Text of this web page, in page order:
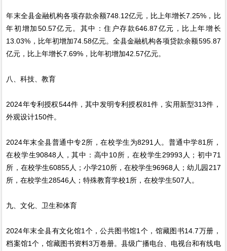
年末全县金融机构各项存款余额748.12亿元，比上年增长7.25%，比
年初增加50.57亿元。其中：住户存款646.87亿元，比上年增长
13.03%，比年初增加74.58亿元。全县金融机构各项贷款余额595.87
亿元，比上年增长7.69%，比年初增加42.57亿元。
八、科技、教育
2024年专利授权544件，其中发明专利授权81件，实用新型313件，
外观设计150件。
2024年末全县普通中专2所，在校学生为8291人。普通中学81所，
在校学生90848人，其中：高中10所，在校学生29993人；初中71
所，在校学生60855人；小学210所，在校学生96968人；幼儿园217
所，在校学生28546人；特殊教育学校1所，在校学生507人。
九、文化、卫生和体育
2024年末全县有文化馆1个，公共图书馆1个，馆藏图书14.7万册，
档案馆1个，馆藏图书资料3万卷册。县级广播电台、电视台和有线电